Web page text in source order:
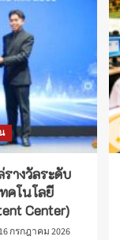
างวัลระดับ
คโนโลยี
Center)
16 กรกฎาคม 2026